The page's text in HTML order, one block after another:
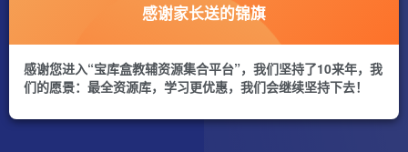
感谢家长送的锦旗
感谢您进入“宝库盒教辅资源集合平台”，我们坚持了10来年，我
们的愿景：最全资源库，学习更优惠，我们会继续坚持下去！